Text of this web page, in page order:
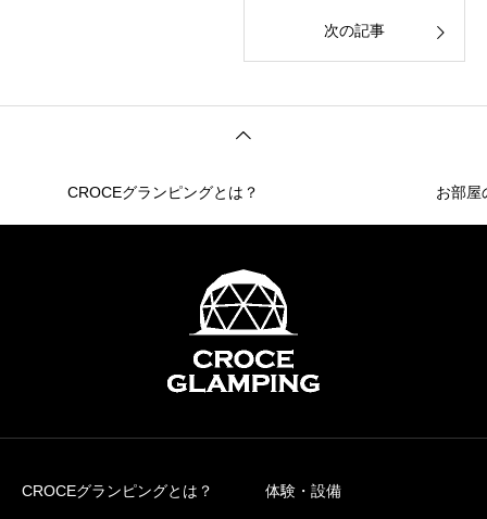
次の記事
CROCEグランピングとは？ お部屋
CROCEグランピングとは？ 体験・設備